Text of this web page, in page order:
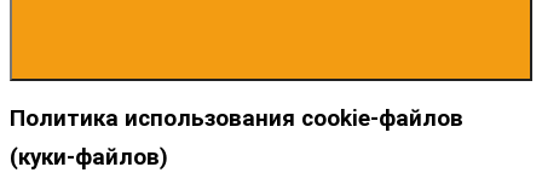
Политика использования cookie-файлов
(куки-файлов)